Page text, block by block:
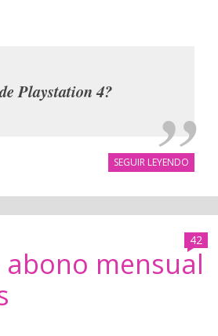
Playstation 4?
SEGUIR LEYENDO
42
mensual